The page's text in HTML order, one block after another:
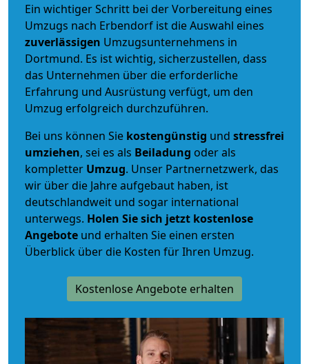
Ein wichtiger Schritt bei der Vorbereitung eines
Umzugs nach Erbendorf ist die Auswahl eines
zuverlässigen Umzugsunternehmens in
Dortmund. Es ist wichtig, sicherzustellen, dass
das Unternehmen über die erforderliche
Erfahrung und Ausrüstung verfügt, um den
Umzug erfolgreich durchzuführen.
Bei uns können Sie kostengünstig und stressfrei
umziehen, sei es als Beiladung oder als
kompletter Umzug. Unser Partnernetzwerk, das
wir über die Jahre aufgebaut haben, ist
deutschlandweit und sogar international
unterwegs. Holen Sie sich jetzt kostenlose
Angebote und erhalten Sie einen ersten
Überblick über die Kosten für Ihren Umzug.
Kostenlose Angebote erhalten